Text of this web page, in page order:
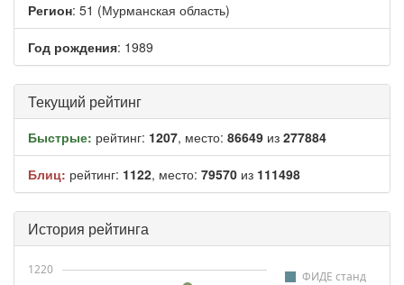
Регион: 51 (Мурманская область)
Год рождения: 1989
Текущий рейтинг
Быстрые: рейтинг: 1207, место: 86649 из 277884
Блиц: рейтинг: 1122, место: 79570 из 111498
История рейтинга
ФИДЕ станд
1220